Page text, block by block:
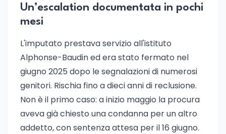
Un’escalation documentata in pochi
mesi
L'imputato prestava servizio all'istituto
Alphonse-Baudin ed era stato fermato nel
giugno 2025 dopo le segnalazioni di numerosi
genitori. Rischia fino a dieci anni di reclusione.
Non è il primo caso: a inizio maggio la procura
aveva già chiesto una condanna per un altro
addetto, con sentenza attesa per il 16 giugno.